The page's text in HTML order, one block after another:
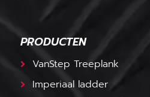
PRODUCTEN
VanStep Treeplank
Imperiaal ladder